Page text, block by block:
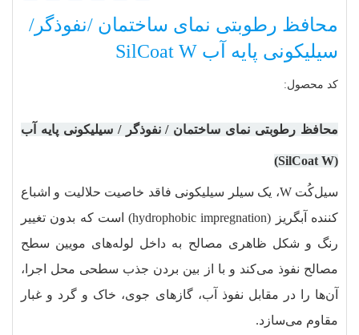
محافظ رطوبتی نمای ساختمان /نفوذگر/
سیلیکونی پایه آب SilCoat W
کد محصول:
محافظ رطوبتی نمای ساختمان / نفوذگر / سیلیکونی پایه آب
(SilCoat W)
سیل‌کُت W، یک سیلر سیلیکونی فاقد خاصیت حلالیت و اشباع
‏کننده آبگریز (hydrophobic impregnation) است که بدون تغییر
رنگ و شکل ظاهری مصالح به داخل لوله‏‌های مویین سطح
مصالح نفوذ می‌کند و با از بین‌ بردن جذب سطحی محل اجرا،
آن‌ها را در مقابل نفوذ آب، گازهای جوی، خاک و گرد و غبار
مقاوم می‌‏سازد.